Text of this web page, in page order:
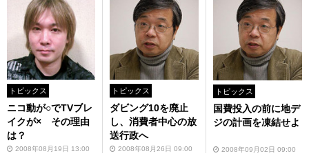
トピックス
ニコ動が○でTVブレ
イクが× その理由
は？
2008年08月19日 13:00
トピックス
ダビング10を廃止
し、消費者中心の放
送行政へ
2008年08月26日 09:00
トピックス
国費投入の前に地デ
ジの計画を凍結せよ
2008年09月02日 09:00